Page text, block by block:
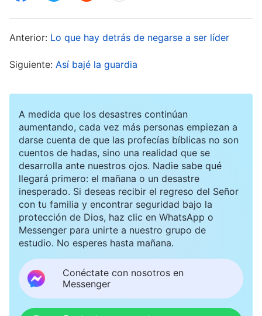
siempre que recordaba mi transgresión, sentía
digna de presentarme ante Él. Dos años después
poco a mí misma, me dejaron reanudar mi vida
de iglesia y me dispusieron un deber. Muy
conmovida, pensé que Dios me estaba dando
una oportunidad de arrepentirme y me sentí aún
más en deuda con Él. Lloré amargamente
mientras oraba a Dios: “¡Dios mío! En verdad no
soy digna de presentarme ante Ti. Ante las
Traicioné al hermano, con lo que me volví una
judas y un símbolo de vergüenza. Hoy me has
dado una oportunidad de volver a la iglesia y
Anterior: Lo que hay detrás de negarse a ser líder
Siguiente: Así bajé la guardia
A medida que los desastres continúan
aumentando, cada vez más personas empiezan a
darse cuenta de que las profecías bíblicas no son
cuentos de hadas, sino una realidad que se
desarrolla ante nuestros ojos. Nadie sabe qué
llegará primero: el mañana o un desastre
inesperado. Si deseas recibir el regreso del Señor
con tu familia y encontrar seguridad bajo la
protección de Dios, haz clic en WhatsApp o
Messenger para unirte a nuestro grupo de
estudio. No esperes hasta mañana.
Conéctate con nosotros en
Messenger